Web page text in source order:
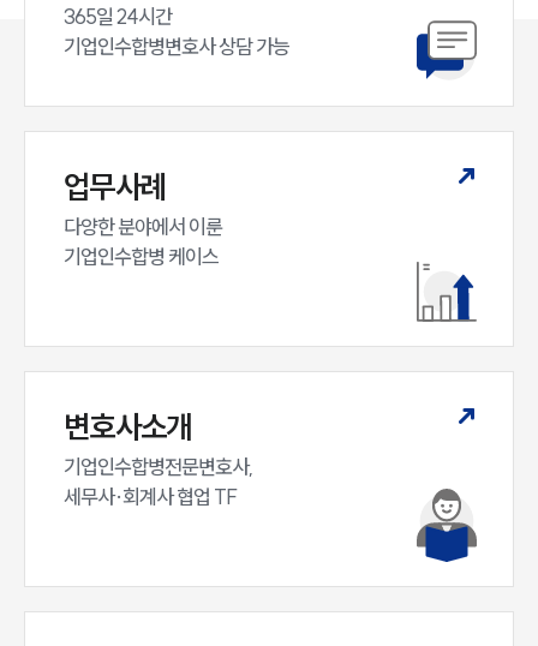
365일 24시간
기업인수합병변호사 상담 가능
업무사례
다양한 분야에서 이룬
기업인수합병 케이스
변호사소개
기업인수합병전문변호사,
세무사·회계사 협업 TF